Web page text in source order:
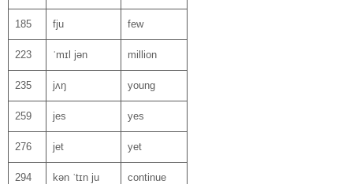
185 fju few
223 ˈmɪl jən million
235 jʌŋ young
259 jes yes
276 jet yet
294 kən ˈtɪn ju continue